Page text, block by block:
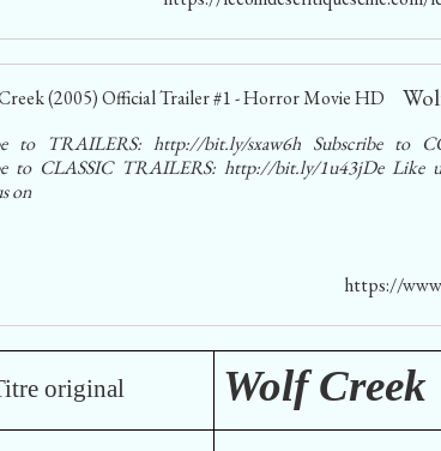
to TRAILERS: http://bit.ly/sxaw6h Subscribe to
to CLASSIC TRAILERS: http://bit.ly/1u43jDe Like
on
https://
original Wolf Creek